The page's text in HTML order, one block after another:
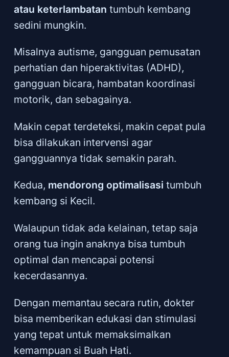
atau keterlambatan tumbuh kembang
sedini mungkin.
Misalnya autisme, gangguan pemusatan
perhatian dan hiperaktivitas (ADHD),
gangguan bicara, hambatan koordinasi
motorik, dan sebagainya.
Makin cepat terdeteksi, makin cepat pula
bisa dilakukan intervensi agar
gangguannya tidak semakin parah.
Kedua, mendorong optimalisasi tumbuh
kembang si Kecil.
Walaupun tidak ada kelainan, tetap saja
orang tua ingin anaknya bisa tumbuh
optimal dan mencapai potensi
kecerdasannya.
Dengan memantau secara rutin, dokter
bisa memberikan edukasi dan stimulasi
yang tepat untuk memaksimalkan
kemampuan si Buah Hati.